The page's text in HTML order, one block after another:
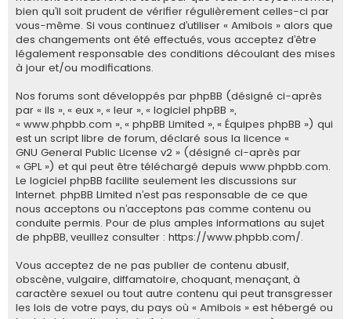
bien qu’il soit prudent de vérifier régulièrement celles-ci par
vous-même. Si vous continuez d’utiliser « Amibois » alors que
des changements ont été effectués, vous acceptez d’être
légalement responsable des conditions découlant des mises
à jour et/ou modifications.
Nos forums sont développés par phpBB (désigné ci-après
par « ils », « eux », « leur », « logiciel phpBB »,
« www.phpbb.com », « phpBB Limited », « Équipes phpBB ») qui
est un script libre de forum, déclaré sous la licence «
GNU General Public License v2 » (désigné ci-après par
« GPL ») et qui peut être téléchargé depuis www.phpbb.com.
Le logiciel phpBB facilite seulement les discussions sur
Internet. phpBB Limited n’est pas responsable de ce que
nous acceptons ou n’acceptons pas comme contenu ou
conduite permis. Pour de plus amples informations au sujet
de phpBB, veuillez consulter : https://www.phpbb.com/.
Vous acceptez de ne pas publier de contenu abusif,
obscène, vulgaire, diffamatoire, choquant, menaçant, à
caractère sexuel ou tout autre contenu qui peut transgresser
les lois de votre pays, du pays où « Amibois » est hébergé ou